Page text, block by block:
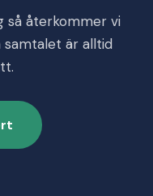
återkommer vi
samtalet är alltid